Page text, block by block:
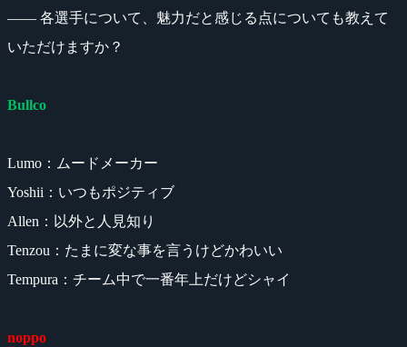
―― 各選手について、魅力だと感じる点についても教えて
いただけますか？
Bullco
Lumo：ムードメーカー
Yoshii：いつもポジティブ
Allen：以外と人見知り
Tenzou：たまに変な事を言うけどかわいい
Tempura：チーム中で一番年上だけどシャイ
noppo